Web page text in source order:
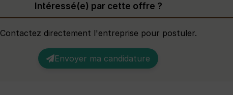
Intéressé(e) par cette offre ?
Contactez directement l'entreprise pour postuler.
Envoyer ma candidature